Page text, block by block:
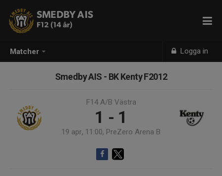
Matcher Logga in
SMEDBY AIS
F12 (14 år)
Smedby AIS - BK Kenty F2012
F14 A/B Västra
1 - 1
19 apr, 11:00, PreZero Arena B